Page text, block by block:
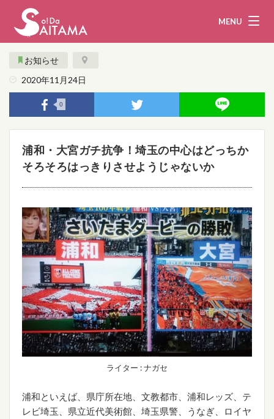
MENU
娯楽・観光
企業・団体 教育・医療
行政 まとめ！
地域から探す
募集！ お問い合わせ
運営団体 ライター
お知らせ
2020年11月24日
0
浦和・大宮ガチ抗争！埼玉の中心はどっちか
そろそろはっきりさせようじゃないか
ライター : ナガセ
浦和といえば、県庁所在地、文教都市、浦和レッズ、テ
レビ埼玉、県立近代美術館、埼玉県警、うなぎ、ロイヤ